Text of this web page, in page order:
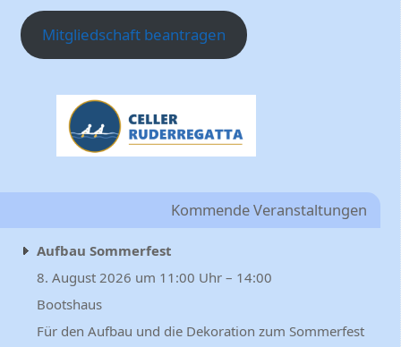
Mitgliedschaft beantragen
Kommende Veranstaltungen
Aufbau Sommerfest
8. August 2026 um 11:00 Uhr – 14:00
Bootshaus
Für den Aufbau und die Dekoration zum Sommerfest